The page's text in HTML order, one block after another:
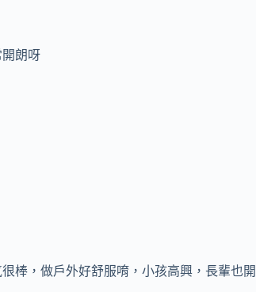
朗呀
棒，做戶外好舒服唷，小孩高興，長輩也